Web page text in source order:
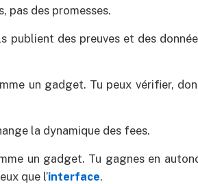
pas des promesses.
publient des preuves et des
un gadget. Tu peux vérifier,
la dynamique des fees.
un gadget. Tu gagnes en
que l’interface.